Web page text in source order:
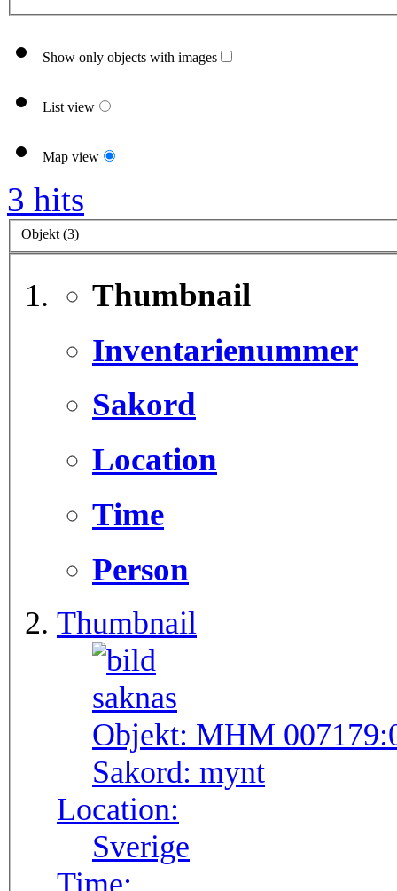
Show only objects with images
List view
Map view
3 hits
Objekt (3)
Thumbnail
Inventarienummer
Sakord
Location
Time
Person
Thumbnail
Objekt: MHM
Sakord: mynt
Location:
Sverige